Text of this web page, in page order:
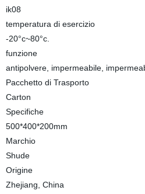
ik08
temperatura di esercizio
-20°c~80°c.
funzione
antipolvere, impermeabile,
Pacchetto di Trasporto
Carton
Specifiche
500*400*200mm
Marchio
Shude
Origine
Zhejiang, China